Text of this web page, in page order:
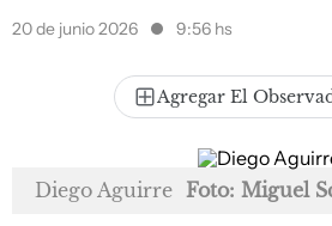
20 de junio 2026 9:56 hs
Agregar El
Diego Aguirre Foto: Miguel